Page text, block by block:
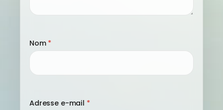
Nom *
Adresse e-mail *